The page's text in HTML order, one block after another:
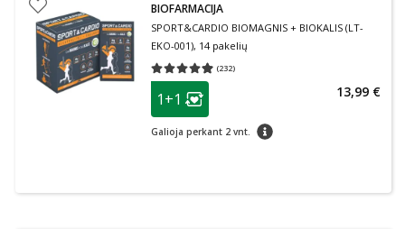
BIOFARMACIJA
SPORT&CARDIO BIOMAGNIS + BIOKALIS (LT-
EKO-001), 14 pakelių
(232)
Vidutinis įvertinimas 4.93
patarimas
Lojalumo klubo narių nuolaida
1+1
Galioja perkant 2 vnt. patarimas
13,99 €